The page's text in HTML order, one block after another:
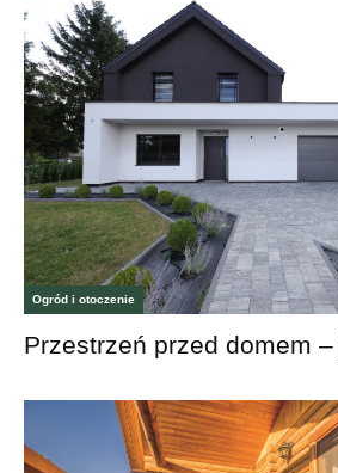
Ogród i otoczenie
Przestrzeń przed domem –